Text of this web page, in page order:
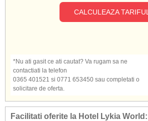
CALCULEAZA TARIFUL
*Nu ati gasit ce ati cautat? Va rugam sa ne
contactiati la telefon
0365 401521 si 0771 653450 sau completati o
solicitare de oferta.
Facilitati oferite la Hotel Lykia World: